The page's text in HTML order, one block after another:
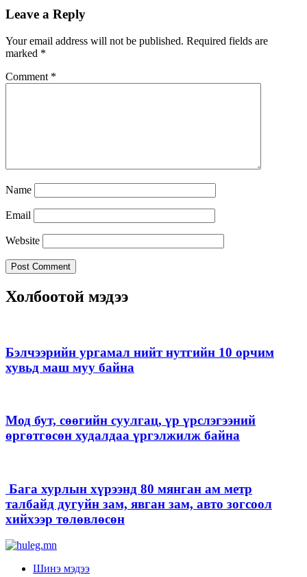
Leave a Reply
Your email address will not be published. Required fields are
marked *
Comment *
Name
Email
Website
Холбоотой мэдээ
Бэлчээрийн ургамал нийт нутгийн 10 орчим
хувьд маш муу байна
Мод бут, сөөгийн суулгац, үр үрслэгээний
өргөтгөсөн худалдаа үргэлжилж байна
Бага хурлын хүрээнд 80 мянган ам метр
талбайд дугуйн зам, явган зам, авто зогсоол
хийхээр төлөвлөсөн
Шинэ мэдээ